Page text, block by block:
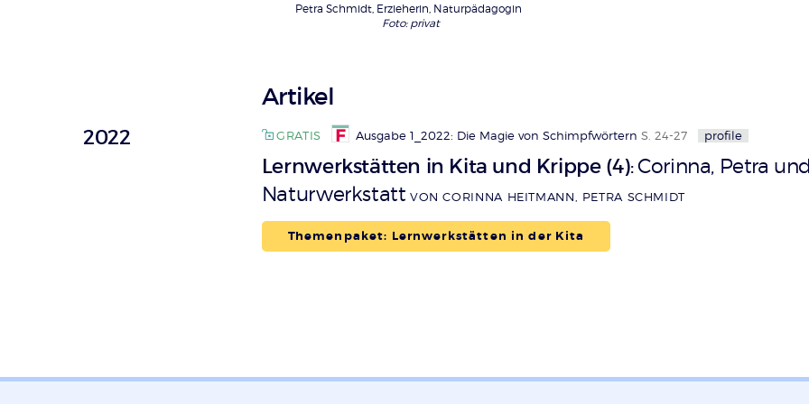
Petra Schmidt, Erzieherin, Naturpädagogin
Foto: privat
Artikel
2022 GRATIS Ausgabe 1_2022: Die Magie von Schimpfwörtern S. 24-27 profile
Lernwerkstätten in Kita und Krippe (4):Corinna, Petra
Naturwerkstatt VON CORINNA HEITMANN, PETRA SCHMIDT
Themenpaket: Lernwerkstätten in der Kita